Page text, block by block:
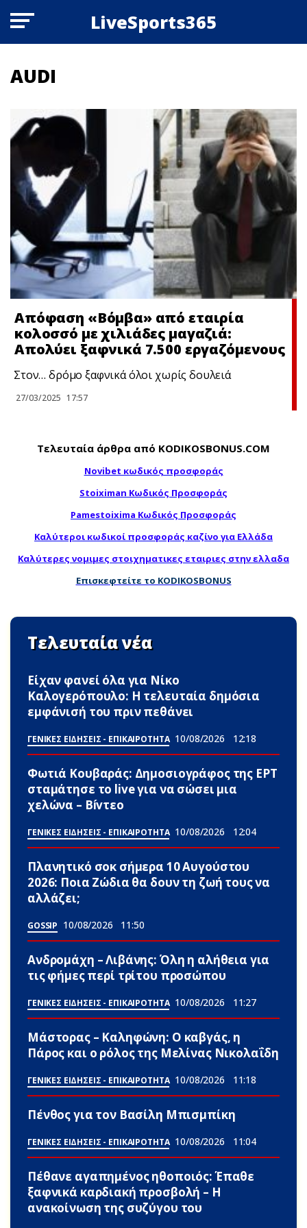
LiveSports365
AUDI
Απόφαση «Bόμβα» από εταιρία
κολοσσό με χιλιάδες μαγαζιά:
Απολύει ξαφνικά 7.500 εργαζόμενους
Στον… δρόμο ξαφνικά όλοι χωρίς δουλειά
27/03/2025 17:57
Τελευταία άρθρα από KODIKOSBONUS.COM
Novibet κωδικός προσφοράς
Stoiximan Κωδικός Προσφοράς
Pamestoixima Κωδικός Προσφοράς
Καλύτεροι κωδικοί προσφοράς καζίνο για Ελλάδα
Καλύτερες νομιμες στοιχηματικες εταιριες στην ελλαδα
Επισκεφτείτε το KODIKOSBONUS
Τελευταία νέα
Είχαν φανεί όλα για Νίκο
Καλογερόπουλο: Η τελευταία δημόσια
εμφάνισή του πριν πεθάνει
ΓΕΝΙΚΕΣ ΕΙΔΗΣΕΙΣ - ΕΠΙΚΑΙΡΟΤΗΤΑ 10/08/2026 12:18
Φωτιά Κουβαράς: Δημοσιογράφος της ΕΡΤ
σταμάτησε το live για να σώσει μια
χελώνα – Bívτεο
ΓΕΝΙΚΕΣ ΕΙΔΗΣΕΙΣ - ΕΠΙΚΑΙΡΟΤΗΤΑ 10/08/2026 12:04
Πλανητικό σoκ σήμερα 10 Αυγούστου
2026: Ποια Zώδια θα δουν τη ζωή τους να
αλλάζει;
GOSSIP 10/08/2026 11:50
Ανδρομάχη – Λιβάνης: Όλη η αλήθεια για
τις φήμες περί τρίτου προσώπου
ΓΕΝΙΚΕΣ ΕΙΔΗΣΕΙΣ - ΕΠΙΚΑΙΡΟΤΗΤΑ 10/08/2026 11:27
Μάστορας – Καληφώνη: Ο καβγάς, η
Πάρος και ο ρόλος της Μελίνας Νικολαΐδη
ΓΕΝΙΚΕΣ ΕΙΔΗΣΕΙΣ - ΕΠΙΚΑΙΡΟΤΗΤΑ 10/08/2026 11:18
Πένθος για τον Βασίλη Μπισμπίκη
ΓΕΝΙΚΕΣ ΕΙΔΗΣΕΙΣ - ΕΠΙΚΑΙΡΟΤΗΤΑ 10/08/2026 11:04
Πέθανε αγαπημένος ηθοποιός: Έπαθε
ξαφνικά καρδιακή προσβολή – Η
ανακοίνωση της συζύγου του